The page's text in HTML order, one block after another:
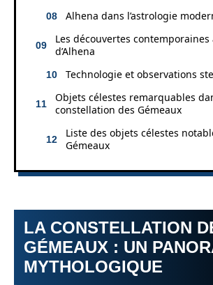
Alhena dans l’astrologie
Les découvertes
d’Alhena
Technologie et observations
Objets célestes remarquables
constellation des Gémeaux
Liste des objets célestes
Gémeaux
LA CONSTELLATION
GÉMEAUX : UN
MYTHOLOGIQUE